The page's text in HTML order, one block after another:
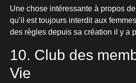
Une chose intéressante à propos
qu’il est toujours interdit aux
des règles depuis sa création il y a
10. Club des
Vie